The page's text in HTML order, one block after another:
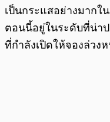
เป็นกระแสอย่างมากใ
ตอนนี้อยู่ในระดับที่น่า
ที่กำลังเปิดให้จองล่วง